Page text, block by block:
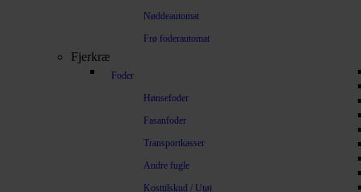
Nøddeautomat
Frø foderautomat
Fjerkræ
Foder
Hønsefoder
Fasanfoder
Transportkasser
Andre fugle
Kosttilskud / Utøj